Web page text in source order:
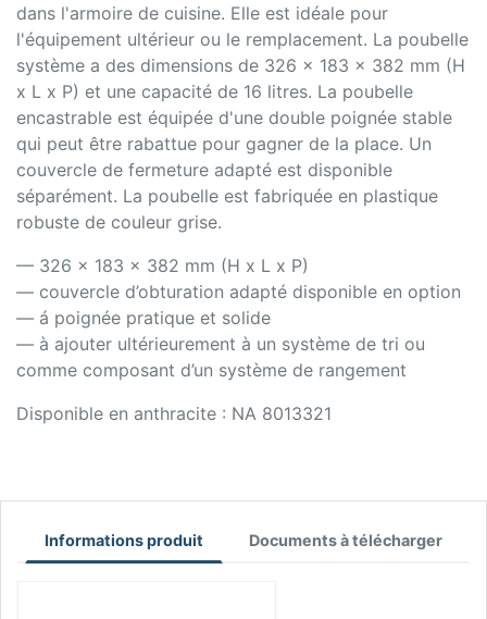
dans l'armoire de cuisine. Elle est idéale pour
l'équipement ultérieur ou le remplacement. La poubelle
système a des dimensions de 326 x 183 x 382 mm (H
x L x P) et une capacité de 16 litres. La poubelle
encastrable est équipée d'une double poignée stable
qui peut être rabattue pour gagner de la place. Un
couvercle de fermeture adapté est disponible
séparément. La poubelle est fabriquée en plastique
robuste de couleur grise.
— 326 x 183 x 382 mm (H x L x P)
— couvercle d’obturation adapté disponible en option
— á poignée pratique et solide
— à ajouter ultérieurement à un système de tri ou
comme composant d’un système de rangement
Disponible en anthracite : NA 8013321
Informations produit Documents à télécharger